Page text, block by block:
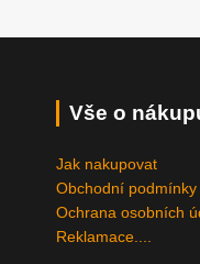
Vše o
Jak nakupovat
Obchodní podmínky
Ochrana osobních
Reklamace....